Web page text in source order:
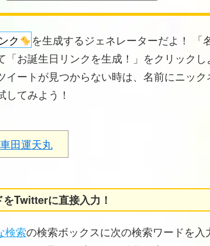
ク
を生成するジェネレーターだよ！ 「
「お誕生日リンクを生成！」をクリック
イートが見つからない時は、名前にニック
てみよう！
車田運天丸
Twitterに直接入力！
検索の検索ボックスに次の検索ワードを入